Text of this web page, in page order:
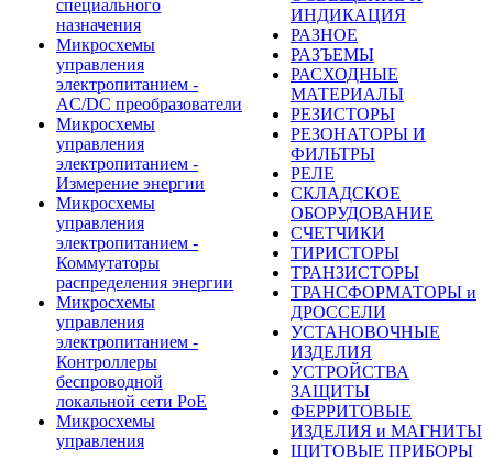
специального
назначения
Микросхемы
управления
электропитанием -
AC/DC преобразователи
Микросхемы
управления
электропитанием -
Измерение энергии
Микросхемы
управления
электропитанием -
Коммутаторы
распределения энергии
Микросхемы
управления
электропитанием -
Контроллеры
беспроводной
локальной сети PoE
Микросхемы
управления
ИНДИКАЦИЯ
РАЗНОЕ
РАЗЪЕМЫ
РАСХОДНЫЕ
МАТЕРИАЛЫ
РЕЗИСТОРЫ
РЕЗОНАТОРЫ И
ФИЛЬТРЫ
РЕЛЕ
СКЛАДСКОЕ
ОБОРУДОВАНИЕ
СЧЕТЧИКИ
ТИРИСТОРЫ
ТРАНЗИСТОРЫ
ТРАНСФОРМАТОРЫ и
ДРОССЕЛИ
УСТАНОВОЧНЫЕ
ИЗДЕЛИЯ
УСТРОЙСТВА
ЗАЩИТЫ
ФЕРРИТОВЫЕ
ИЗДЕЛИЯ и МАГНИТЫ
ЩИТОВЫЕ ПРИБОРЫ